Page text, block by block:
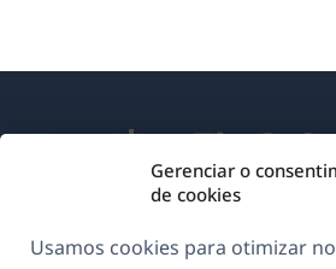
Gerenciar o
de cookies
Usamos cookies para otimizar